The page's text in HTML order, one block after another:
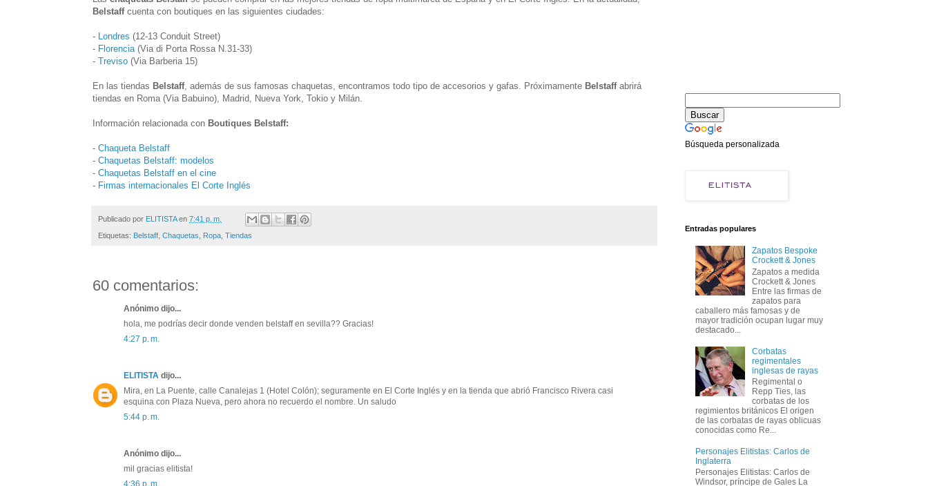
Belstaffcuenta con boutiques en las siguientes ciudades:
- Londres (12-13 Conduit Street)
- Florencia (Via di Porta Rossa N.31-33)
- Treviso (Via Barberia 15)
En las tiendas Belstaff, además de sus famosas chaquetas, encontramos todo tipo de accesorios y gafas. Próximamente Belstaffabrirá
tiendas en Roma (Via Babuino), Madrid, Nueva York, Tokio y Milán.
Información relacionada con Boutiques Belstaff:
- Chaqueta Belstaff
- Chaquetas Belstaff: modelos
- Chaquetas Belstaff en el cine
- Firmas internacionales El Corte Inglés
Publicado por ELITISTA en 7:41 p. m.
Etiquetas: Belstaff Chaquetas Ropa Tiendas
60 comentarios:
Anónimo dijo...
hola, me podrías decir donde venden belstaff en sevilla?? Gracias!
4:27 p. m.
ELITISTA dijo...
Mira, en La Puente, calle Canalejas 1 (Hotel Colón); seguramente en El Corte Inglés y en la tienda que abrió Francisco Rivera casi
esquina con Plaza Nueva, pero ahora no recuerdo el nombre. Un saludo
5:44 p. m.
Anónimo dijo...
mil gracias elitista!
4:36 p. m.
Búsqueda personalizada
Entradas populares
Zapatos Bespoke
Crockett & Jones
Zapatos a medida
Crockett & Jones
Entre las firmas de
zapatos para
caballero más famosas y de
mayor tradición ocupan lugar muy
destacado...
Corbatas
regimentales
inglesas de rayas
Regimental o
Repp Ties, las
corbatas de los
regimientos británicos El origen
de las corbatas de rayas oblicuas
conocidas como Re...
Personajes Elitistas: Carlos de
Inglaterra
Personajes Elitistas: Carlos de
Windsor, príncipe de Gales La